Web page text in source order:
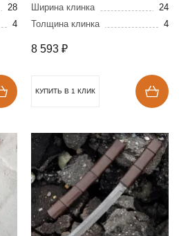
28
4
Ширина клинка
24
Толщина клинка
4
8 593 ₽
КУПИТЬ В 1 КЛИК